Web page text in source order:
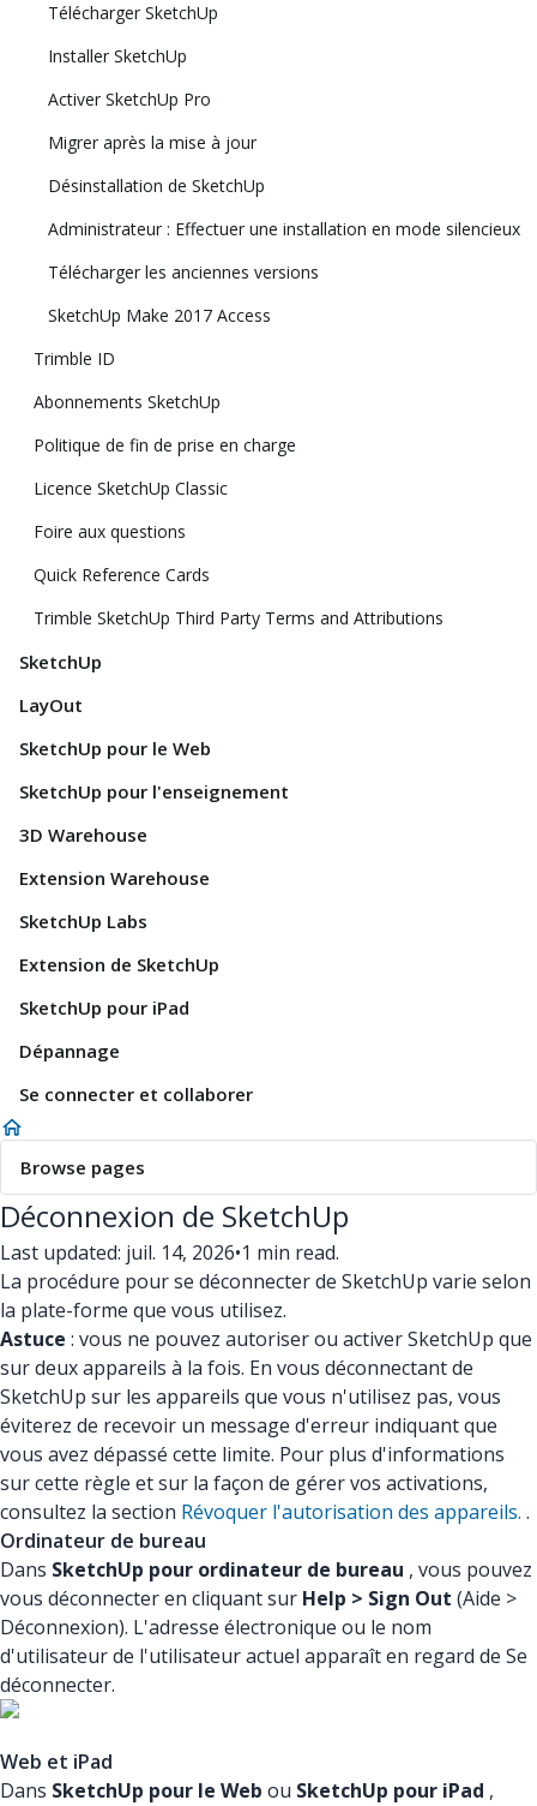
Télécharger SketchUp
Installer SketchUp
Activer SketchUp Pro
Migrer après la mise à jour
Désinstallation de SketchUp
Administrateur : Effectuer une installation en mode silencieux
Télécharger les anciennes versions
SketchUp Make 2017 Access
Trimble ID
Abonnements SketchUp
Politique de fin de prise en charge
Licence SketchUp Classic
Foire aux questions
Quick Reference Cards
Trimble SketchUp Third Party Terms and Attributions
SketchUp
LayOut
SketchUp pour le Web
SketchUp pour l'enseignement
3D Warehouse
Extension Warehouse
SketchUp Labs
Extension de SketchUp
SketchUp pour iPad
Dépannage
Se connecter et collaborer
Browse pages
Déconnexion de SketchUp
Last updated: juil. 14, 2026•1 min read.
La procédure pour se déconnecter de SketchUp varie selon
la plate-forme que vous utilisez.
Astuce : vous ne pouvez autoriser ou activer SketchUp que
sur deux appareils à la fois. En vous déconnectant de
SketchUp sur les appareils que vous n'utilisez pas, vous
éviterez de recevoir un message d'erreur indiquant que
vous avez dépassé cette limite. Pour plus d'informations
sur cette règle et sur la façon de gérer vos activations,
consultez la section Révoquer l'autorisation des appareils. .
Ordinateur de bureau
Dans SketchUp pour ordinateur de bureau , vous pouvez
vous déconnecter en cliquant sur Help > Sign Out (Aide >
Déconnexion). L'adresse électronique ou le nom
d'utilisateur de l'utilisateur actuel apparaît en regard de Se
déconnecter.
Web et iPad
Dans SketchUp pour le Web ou SketchUp pour iPad ,